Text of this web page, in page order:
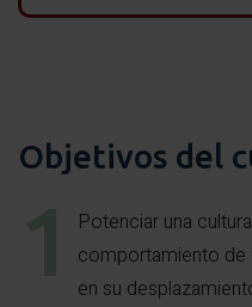
Objetivos del
Potenciar una
comportamiento de
en su